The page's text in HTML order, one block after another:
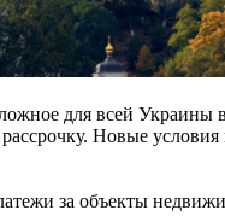
для всей
Новые условия
за объекты